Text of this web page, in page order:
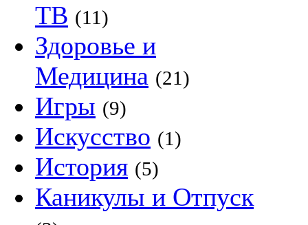
ТВ (11)
Здоровье и
Медицина (21)
Игры (9)
Искусство (1)
История (5)
Каникулы и Отпуск